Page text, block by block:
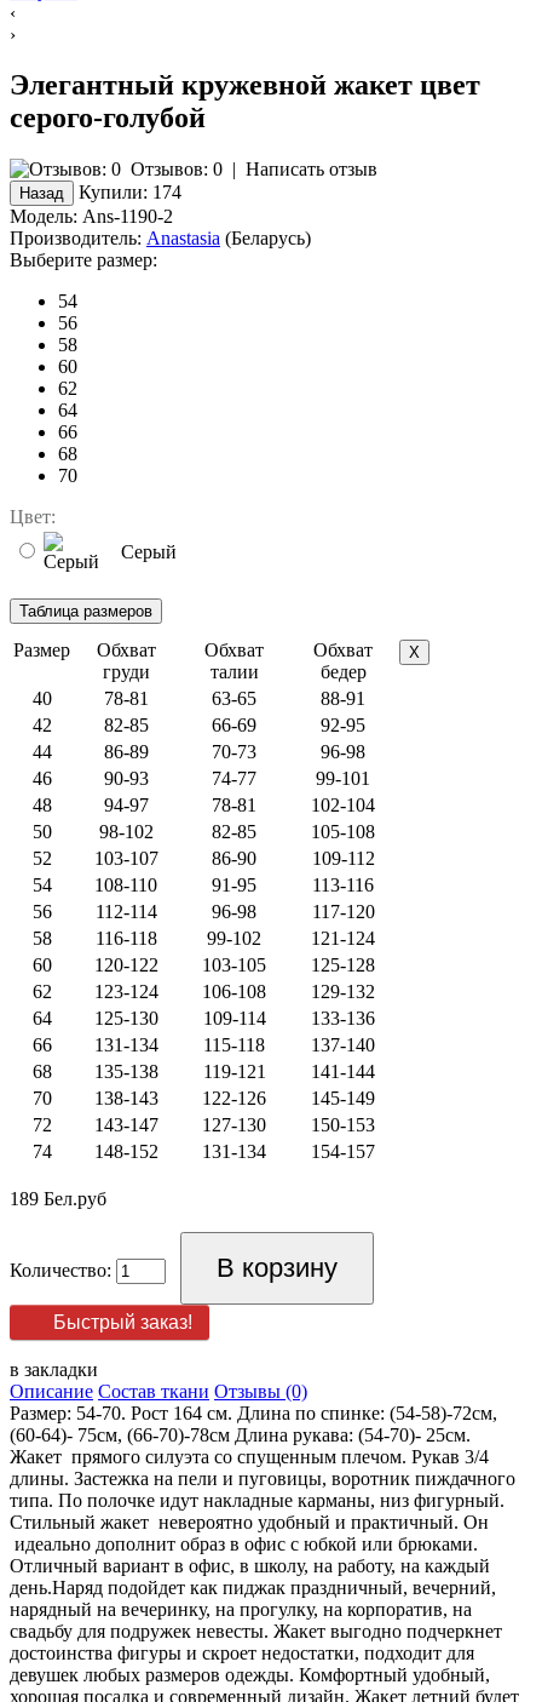
‹
›
Элегантный кружевной жакет цвет
серого-голубой
Отзывов: 0 | Написать отзыв
Купили: 174
Модель: Ans-1190-2
Производитель: Anastasia (Беларусь)
Выберите размер:
54
56
58
60
62
64
66
68
70
Цвет:
Серый
Размер
Обхват
груди
Обхват
талии
Обхват
бедер
X
40 78-81 63-65
88-91
42
82-85 66-69
92-95
44
86-89 70-73
96-98
46
90-93 74-77
99-101
48
94-97 78-81
102-104
50
98-102 82-85
105-108
52
103-107 86-90
109-112
54
108-110 91-95
113-116
56
112-114 96-98
117-120
58
116-118 99-102
121-124
60
120-122 103-105
125-128
62
123-124 106-108
129-132
64
125-130 109-114
133-136
66
131-134 115-118
137-140
68
135-138 119-121
141-144
70
138-143 122-126
145-149
72
143-147 127-130
150-153
74
148-152 131-134 154-157
189 Бел.руб
Количество:
Быстрый заказ!
в закладки
Описание Состав ткани Отзывы (0)
Размер: 54-70. Рост 164 см. Длина по спинке: (54-58)-72см,
(60-64)- 75см, (66-70)-78см Длина рукава: (54-70)- 25см.
Жакет прямого силуэта со спущенным плечом. Рукав 3/4
длины. Застежка на пели и пуговицы, воротник пиждачного
типа. По полочке идут накладные карманы, низ фигурный.
Стильный жакет невероятно удобный и практичный. Он
идеально дополнит образ в офис с юбкой или брюками.
Отличный вариант в офис, в школу, на работу, на каждый
день.Наряд подойдет как пиджак праздничный, вечерний,
нарядный на вечеринку, на прогулку, на корпоратив, на
свадьбу для подружек невесты. Жакет выгодно подчеркнет
достоинства фигуры и скроет недостатки, подходит для
девушек любых размеров одежды. Комфортный удобный,
хорошая посадка и современный дизайн. Жакет летний будет